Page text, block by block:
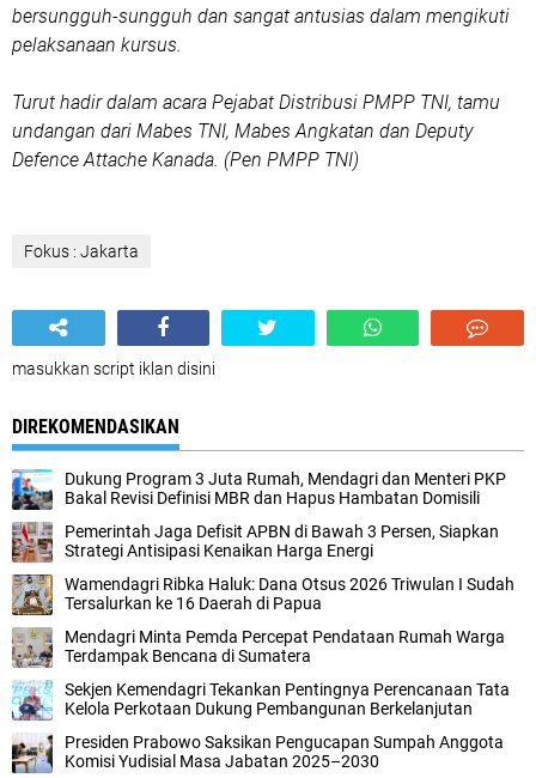
bersungguh-sungguh dan sangat antusias dalam mengikuti
pelaksanaan kursus.
Turut hadir dalam acara Pejabat Distribusi PMPP TNI, tamu
undangan dari Mabes TNI, Mabes Angkatan dan Deputy
Defence Attache Kanada. (Pen PMPP TNI)
Fokus : Jakarta
masukkan script iklan disini
DIREKOMENDASIKAN
Dukung Program 3 Juta Rumah, Mendagri dan Menteri PKP
Bakal Revisi Definisi MBR dan Hapus Hambatan Domisili
Pemerintah Jaga Defisit APBN di Bawah 3 Persen, Siapkan
Strategi Antisipasi Kenaikan Harga Energi
Wamendagri Ribka Haluk: Dana Otsus 2026 Triwulan I Sudah
Tersalurkan ke 16 Daerah di Papua
Mendagri Minta Pemda Percepat Pendataan Rumah Warga
Terdampak Bencana di Sumatera
Sekjen Kemendagri Tekankan Pentingnya Perencanaan Tata
Kelola Perkotaan Dukung Pembangunan Berkelanjutan
Presiden Prabowo Saksikan Pengucapan Sumpah Anggota
Komisi Yudisial Masa Jabatan 2025–2030